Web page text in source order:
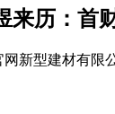
来历：首
网新型建材有限